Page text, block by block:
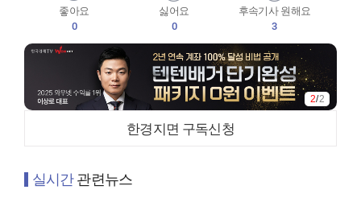
좋아요
0
싫어요
0
후속기사 원해요
3
1/2
한경지면 구독신청
실시간관련뉴스